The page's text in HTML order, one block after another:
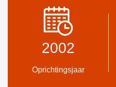
2002
Oprichtingsjaar